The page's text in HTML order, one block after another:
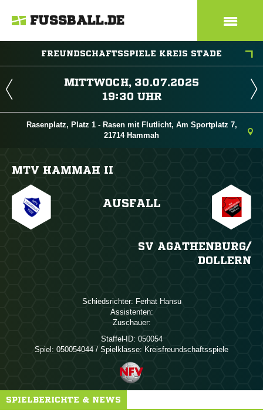
FUSSBALL.DE
FREUNDSCHAFTSSPIELE KREIS STADE
 
 
Rasenplatz, Platz 1 - Rasen mit Flutlicht, Am Sportplatz 7,
21714 Hammah
MTV HAMMAH II
AUSFALL
SV AGATHENBURG/​
DOLLERN
Schiedsrichter:  
Assistenten:
Zuschauer:
Staffel-ID: 050054
Spiel: 050054044 / Spielklasse: Kreisfreundschaftsspiele
SPIELBERICHTE & NEWS